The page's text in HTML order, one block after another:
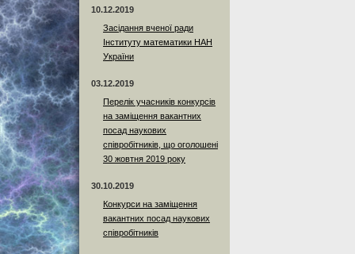
10.12.2019
Засідання вченої ради
Інституту математики НАН
України
03.12.2019
Перелік учасників конкурсів
на заміщення вакантних
посад наукових
співробітників, що оголошені
30 жовтня 2019 року
30.10.2019
Конкурси на заміщення
вакантних посад наукових
співробітників